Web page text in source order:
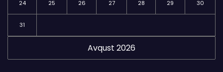
Avqust 2026
24 25 26 27 28 29 30
31